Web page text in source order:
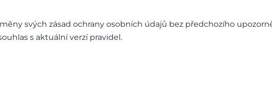
svých zásad ochrany osobních údajů bez předchozího
s aktuální verzí pravidel.